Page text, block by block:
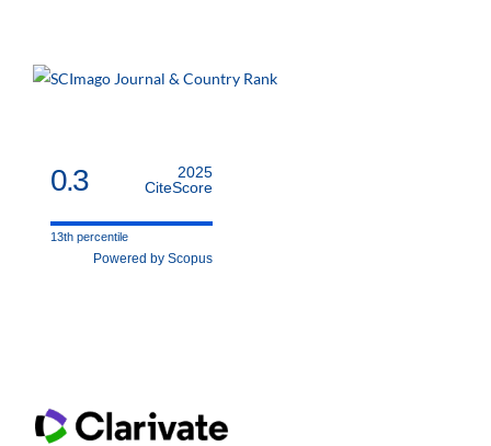
0.3
2025
CiteScore
13th percentile
Powered by Scopus